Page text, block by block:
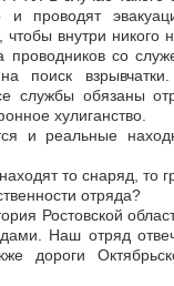
проводят
внутри никого
со
поиск
службы обязаны
хулиганство.
и реальные
то снаряд, то
отряда?
Ростовской
Наш отряд
дороги